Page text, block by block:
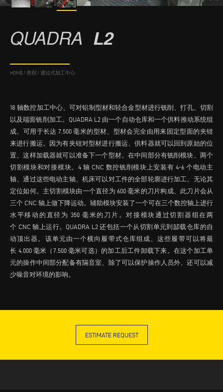
QUADRA L2
HOME / 类别 / 通过式加工中心
18 轴数控加工中心、可对铝制型材和轻合金型材进行铣削、打孔、切割
以及端面铣削加工。QUADRA L2 由一个自动仓库和一个供料推动系统组
成、可用于长达 7.500 毫米的型材、型材会完全由用来固定型面的夹钳
来进行搬运。因为有夹钳对型材进行搬运、供料器就可以回到原始的位
置、这样加载器就可以准备下一个型材。在中间部分有铣削模块、两个
切割模块和对接模块。4 轴 CNC 数控铣削模块上安装有 4-6 个电动主
轴、通过这些电动主轴、机床可以对工件的全部轮廓进行加工、无论其
定位如何。主切割模块由一个直径为 600 毫米的刀片构成、此刀片会从
三个 CNC 轴上做下降运动。辅助模块安装了一个可在三个数控轴上进行
水平移动的直径为 350 毫米的刀片。对接模块通过切割器组在两
个 CNC 轴上运行。QUADRA L2 还包括一个从切割单元到缷载仓库的自
动顶出器。该单元由一个横向履带式仓库组成、这些履带可以将最
长 4.000 毫米（7.500 毫米可选）的加工后工件卸载下来。在这个加工单
元的操作中间部分配备有隔音室、除了可以保护操作人员外、还可以减
少噪音对环境的影响。
ESTIMATE REQUEST